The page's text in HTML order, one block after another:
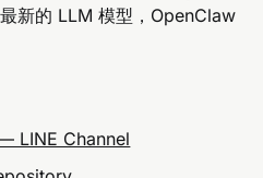
新的 LLM 模型，OpenClaw
LINE Channel